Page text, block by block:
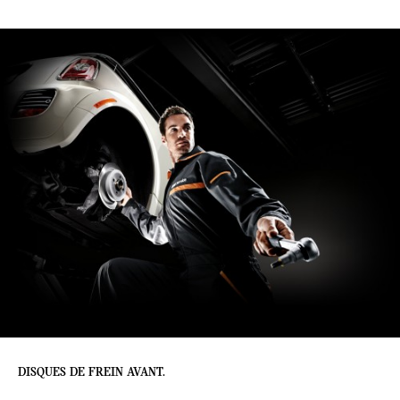
DISQUES DE FREIN AVANT.